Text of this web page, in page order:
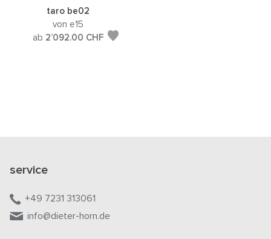
taro be02
von e15
ab 2’092.00 CHF
service
+49 7231 313061
info@dieter-horn.de